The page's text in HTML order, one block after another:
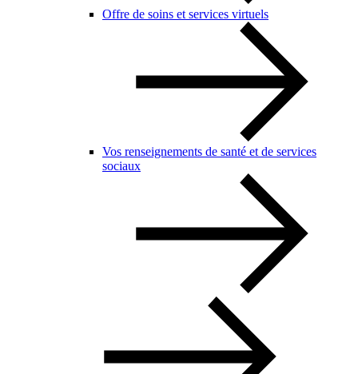
Offre de soins et services virtuels
Vos renseignements de santé et de services
sociaux